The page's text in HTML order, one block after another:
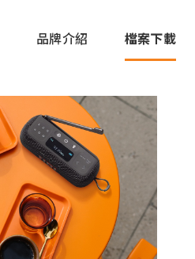
品牌介紹 檔案下載